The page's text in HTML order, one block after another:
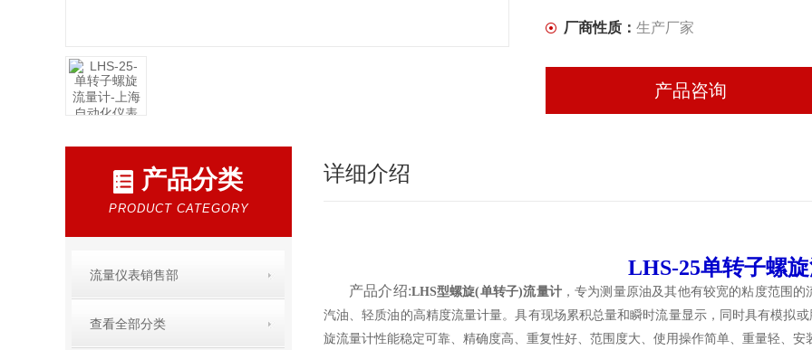
厂商性质： 生产厂家
产品咨询
产品分类
PRODUCT CATEGORY
流量仪表销售部
查看全部分类
详细介绍
LHS-25单转子螺
产品介绍:LHS型螺旋(单转子)流量计，专为测量原油及其他有较宽的粘度范围
汽油、轻质油的高精度流量计量。具有现场累积总量和瞬时流量显示，同时具有模拟
旋流量计性能稳定可靠、精确度高、重复性好、范围度大、使用操作简单、重量轻、